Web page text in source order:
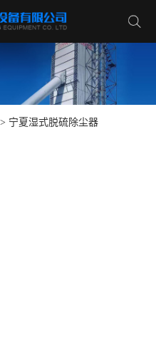
> 宁夏湿式脱硫除尘器